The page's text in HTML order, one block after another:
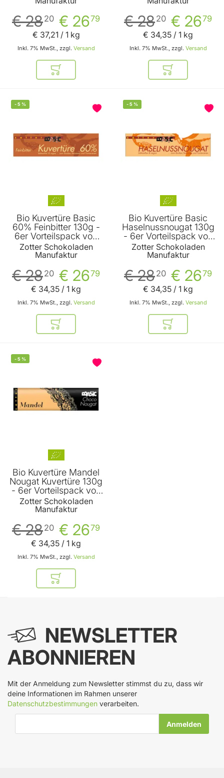
€ 2679
€ 2820
Inkl. 7% MwSt., zzgl. Versand
€ 37,21 / 1 kg
In den Warenkorb
€ 2679
€ 2820
Inkl. 7% MwSt., zzgl. Versand
€ 34,35 / 1 kg
In den
-5 %
Bio Kuvertüre Basic
60% Feinbitter 130g -
6er Vorteilspack von
Zotter
Zotter Schokoladen
Manufaktur
€ 2679
€ 2820
Inkl. 7% MwSt., zzgl. Versand
€ 34,35 / 1 kg
In den Warenkorb
-5 %
Bio Kuvertüre Basic
Haselnussnougat 130g
- 6er Vorteilspack von
Zotter
Zotter Schokoladen
Manufaktur
€ 2679
€ 2820
Inkl. 7% MwSt., zzgl. Versand
€ 34,35 / 1 kg
In den
-5 %
Bio Kuvertüre Mandel
Nougat Kuvertüre 130g
- 6er Vorteilspack von
Zotter
Zotter Schokoladen
Manufaktur
€ 2679
€ 2820
Inkl. 7% MwSt., zzgl. Versand
€ 34,35 / 1 kg
In den Warenkorb
NEWSLETTER
ABONNIEREN
Mit der Anmeldung zum Newsletter stimmst du zu, dass wir
deine Informationen im Rahmen unserer
Datenschutzbestimmungen verarbeiten.